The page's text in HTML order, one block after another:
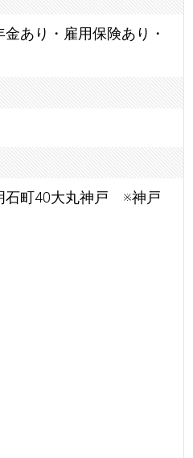
あり・雇用保険あり・
石町40大丸神戸 ※神戸